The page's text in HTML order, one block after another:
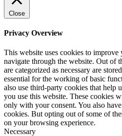
Close
Privacy Overview
This website uses cookies to
navigate through the website. Out of
are categorized as necessary are
essential for the working of basic
also use third-party cookies that help
you use this website. These cookies
only with your consent. You also
cookies. But opting out of some of
on your browsing experience.
Necessary